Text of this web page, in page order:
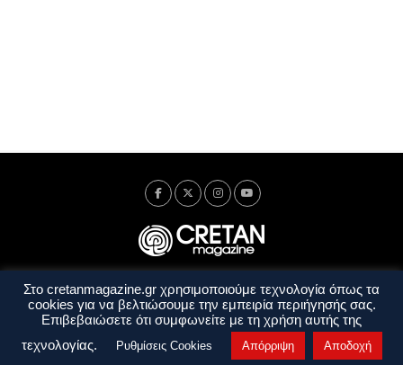
Ταυτότητα Πολιτική Απορρήτου
Όροι Χρήσης
Όροι και Προϋποθέσεις
Στο cretanmagazine.gr χρησιμοποιούμε τεχνολογία όπως τα
cookies για να βελτιώσουμε την εμπειρία περιήγησής σας.
Επιβεβαιώσετε ότι συμφωνείτε με τη χρήση αυτής της
τεχνολογίας.
Ρυθμίσεις Cookies Απόρριψη Αποδοχή